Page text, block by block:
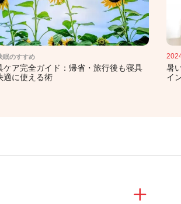
眠のすすめ
ケア完全ガイド：帰省・旅行後も寝具
適に使える術
暑
イ